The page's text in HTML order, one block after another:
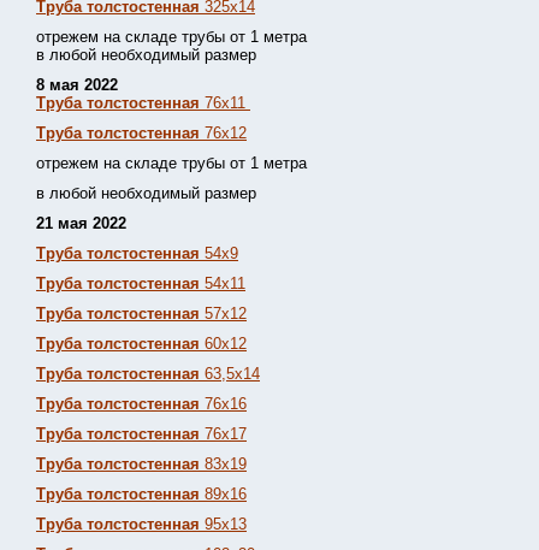
Труба толстостенная 325х14
отрежем на складе трубы от 1 метра
в любой необходимый размер
8 мая 2022
Труба толстостенная 76х11
Труба толстостенная 76х12
отрежем на складе трубы от 1 метра
в любой необходимый размер
21 мая 2022
Труба толстостенная 54х9
Труба толстостенная 54х11
Труба толстостенная 57х12
Труба толстостенная 60х12
Труба толстостенная 63,5х14
Труба толстостенная 76х16
Труба толстостенная 76х17
Труба толстостенная 83х19
Труба толстостенная 89х16
Труба толстостенная 95х13